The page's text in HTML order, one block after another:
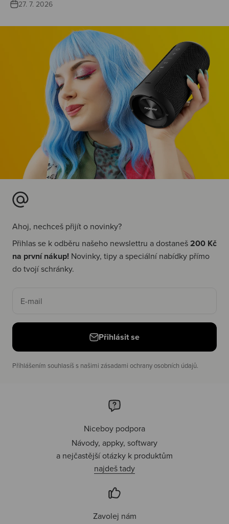
27. 7. 2026
Ahoj, nechceš přijít o novinky?
Přihlas se k odběru našeho newslettru a dostaneš200 Kč
na první nákup! Novinky, tipy a speciální nabídky přímo
do tvojí schránky.
E-mail
Přihlásit se
Příhlášením souhlasíš s našimi zásadami ochrany osobních údajů.
Niceboy podpora
Návody, appky, softwary
a nejčastější otázky k produktům
najdeš tady
Zavolej nám